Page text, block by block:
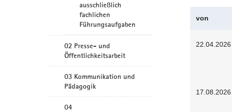
ausschließlich
fachlichen
Führungsaufgaben
02 Presse- und
Öffentlichkeitsarbeit
03 Kommunikation und
Pädagogik
04
von
22.04.2026
17.08.2026